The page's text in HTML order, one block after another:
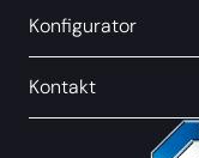
Konfigurator
Kontakt